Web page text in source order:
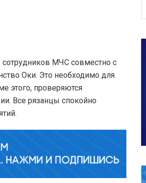
сотрудников МЧС совместно с
Оки. Это необходимо для
этого, проверяются
Все рязанцы спокойно